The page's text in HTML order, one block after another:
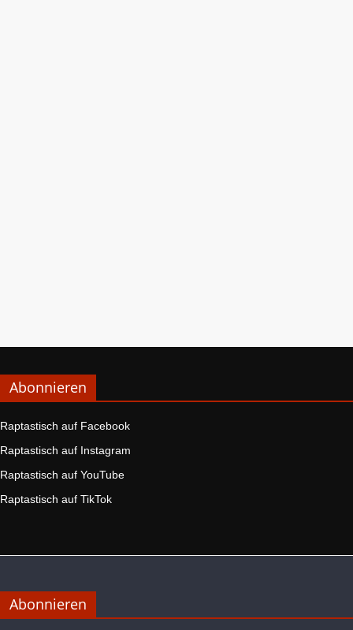
Abonnieren
Raptastisch auf Facebook
Raptastisch auf Instagram
Raptastisch auf YouTube
Raptastisch auf TikTok
Abonnieren